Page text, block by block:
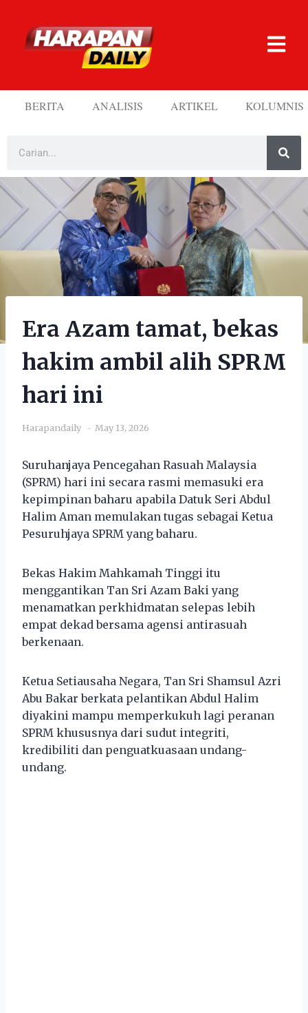
BERITA ANALISIS ARTIKEL KOLUMNIS
Era Azam tamat, bekas
hakim ambil alih SPRM
hari ini
Harapandaily May 13, 2026
Suruhanjaya Pencegahan Rasuah Malaysia
(SPRM) hari ini secara rasmi memasuki era
kepimpinan baharu apabila Datuk Seri Abdul
Halim Aman memulakan tugas sebagai Ketua
Pesuruhjaya SPRM yang baharu.
Bekas Hakim Mahkamah Tinggi itu
menggantikan Tan Sri Azam Baki yang
menamatkan perkhidmatan selepas lebih
empat dekad bersama agensi antirasuah
berkenaan.
Ketua Setiausaha Negara, Tan Sri Shamsul Azri
Abu Bakar berkata pelantikan Abdul Halim
diyakini mampu memperkukuh lagi peranan
SPRM khususnya dari sudut integriti,
kredibiliti dan penguatkuasaan undang-
undang.